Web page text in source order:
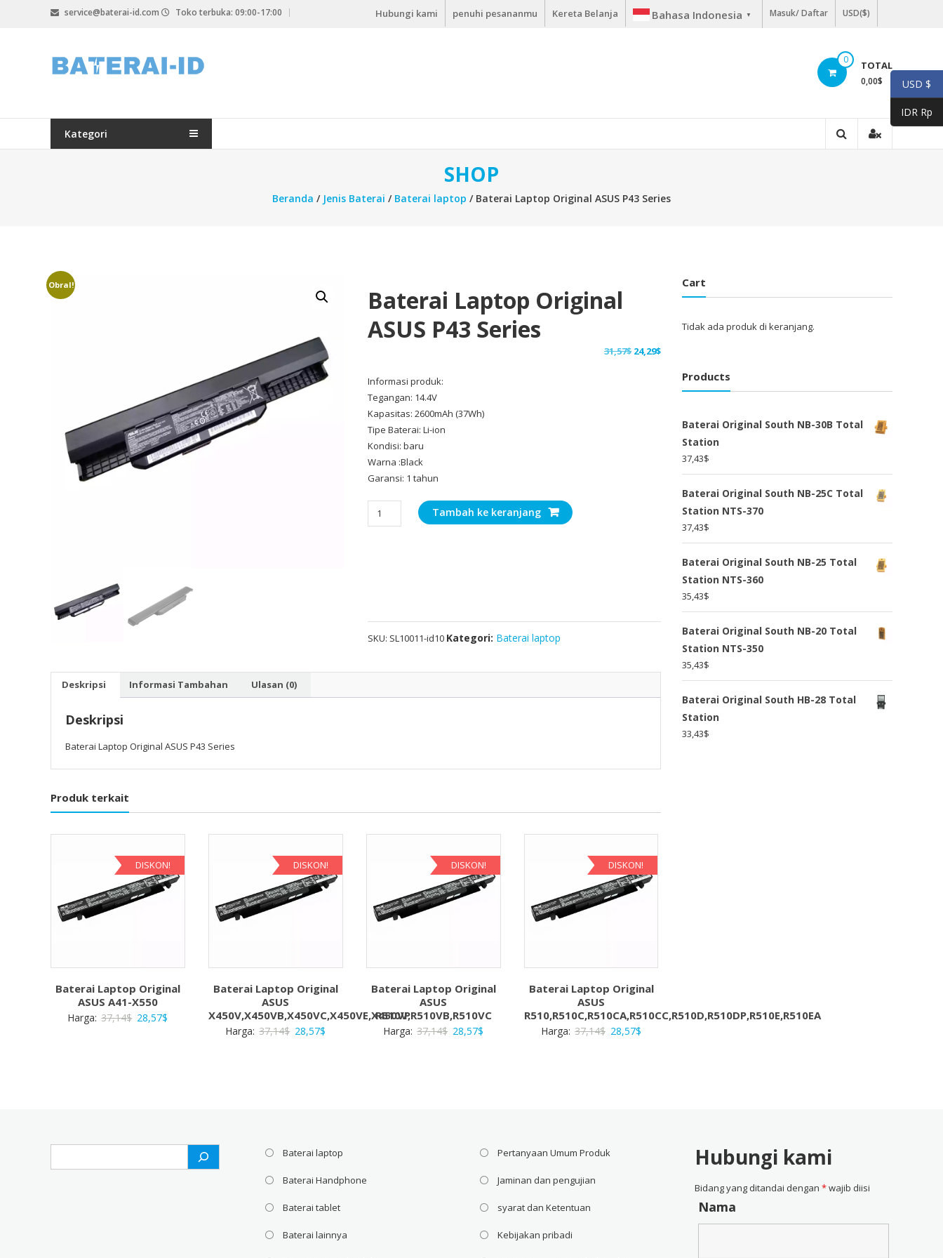
service@baterai-id.com Toko terbuka: 09:00-17:00 Hubungi kami penuhi pesananmu Kereta Belanja Bahasa Indonesia ▼ Masuk/ Daftar USD($)
bateria-
id.com
0 TOTAL
0,00$
Kategori
SHOP
Beranda / Jenis Baterai / Baterai laptop / Baterai Laptop Original ASUS P43 Series
Obral!
Baterai Laptop Original
ASUS P43 Series
31,57$ Harga
24,29$Harga
Informasi produk:
Tegangan: 14.4V
Kapasitas: 2600mAh (37Wh)
Tipe Baterai: Li-ion
Kondisi: baru
Warna :Black
Garansi: 1 tahun
Baterai
Tambah ke keranjang
SKU: SL10011-id10 Kategori: Baterai laptop
Deskripsi Informasi Tambahan Ulasan (0)
Deskripsi
Baterai Laptop Original ASUS P43 Series
Produk terkait
DISKON!
Baterai Laptop Original
ASUS A41-X550
Harga: 37,14$ Harga
28,57$
DISKON!
Baterai Laptop Original
ASUS
X450V,X450VB,X450VC,X450VE,X450VP
Harga: 37,14$ Harga
28,57$
DISKON!
Baterai Laptop Original
ASUS
R510V,R510VB,R510VC
Harga: 37,14$ Harga
28,57$
DISKON!
Baterai Laptop Original
ASUS
R510,R510C,R510CA,R510CC,R510D,R510DP,R510E,R510EA
Harga: 37,14$ Harga
28,57$
Cart
Tidak ada produk di keranjang.
Products
Baterai Original South NB-30B Total
Station
37,43$
Baterai Original South NB-25C Total
Station NTS-370
37,43$
Baterai Original South NB-25 Total
Station NTS-360
35,43$
Baterai Original South NB-20 Total
Station NTS-350
35,43$
Baterai Original South HB-28 Total
Station
33,43$
Baterai laptop
Baterai Handphone
Baterai tablet
Baterai lainnya
Pertanyaan Umum Produk
Jaminan dan pengujian
syarat dan Ketentuan
Kebijakan pribadi
Hubungi kami
Bidang yang ditandai dengan*wajib diisi
Nama
USD $
IDR Rp